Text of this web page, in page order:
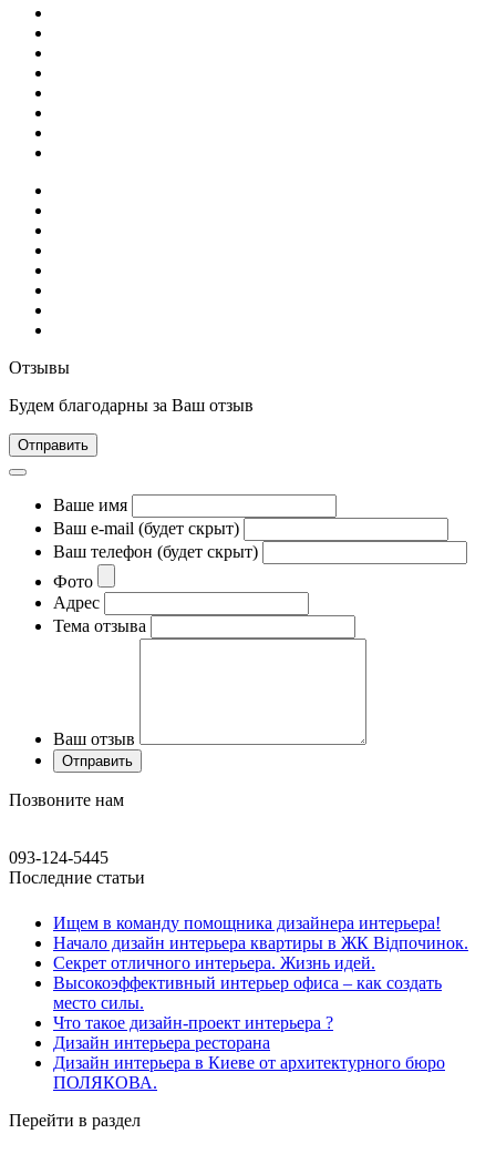
Отзывы
Будем благодарны за Ваш отзыв
Отправить
Ваше имя
Ваш e-mail (будет скрыт)
Ваш телефон (будет скрыт)
Фото
Адрес
Тема отзыва
Ваш отзыв
Позвоните нам
093-124-5445
Последние статьи
Ищем в команду помощника дизайнера интерьера!
Начало дизайн интерьера квартиры в ЖК Відпочинок.
Секрет отличного интерьера. Жизнь идей.
Высокоэффективный интерьер офиса – как создать
место силы.
Что такое дизайн-проект интерьера ?
Дизайн интерьера ресторана
Дизайн интерьера в Киеве от архитектурного бюро
ПОЛЯКОВА.
Перейти в раздел